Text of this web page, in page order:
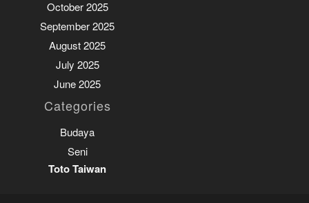
October 2025
September 2025
August 2025
July 2025
June 2025
Categories
Budaya
Seni
Toto Taiwan